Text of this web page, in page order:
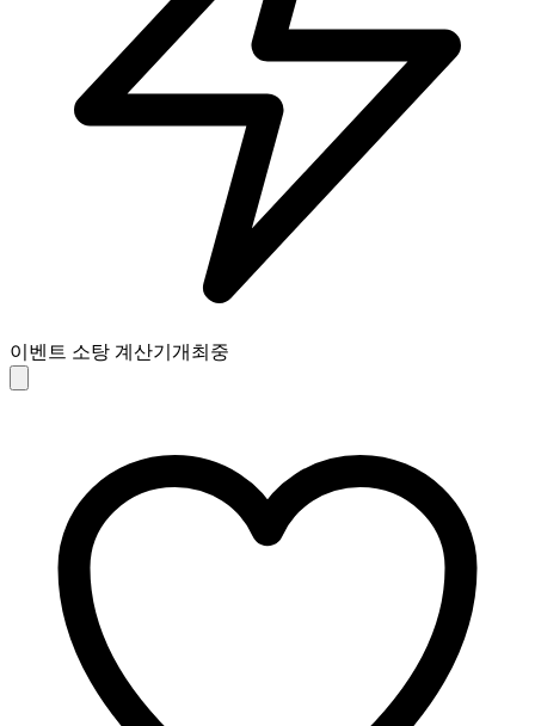
이벤트 소탕 계산기 개최중